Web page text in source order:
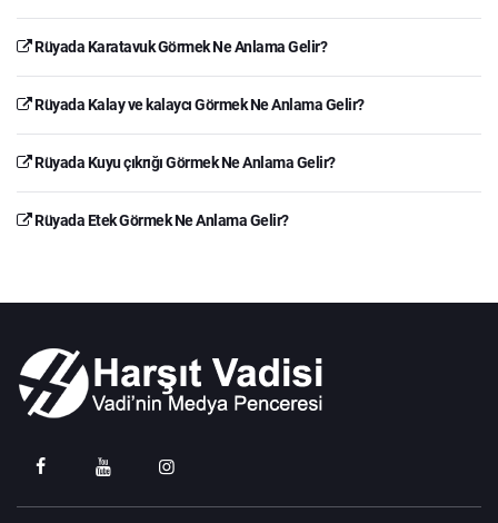
Rüyada Karatavuk Görmek Ne Anlama Gelir?
Rüyada Kalay ve kalaycı Görmek Ne Anlama Gelir?
Rüyada Kuyu çıkrığı Görmek Ne Anlama Gelir?
Rüyada Etek Görmek Ne Anlama Gelir?